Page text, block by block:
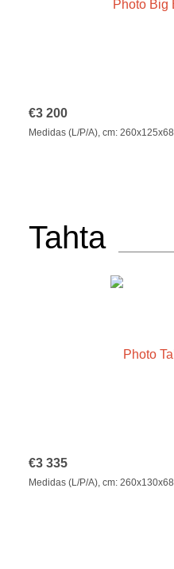
€3 200
Medidas (L/P/A), cm: 260x125x68
Tahta
€3 335
Medidas (L/P/A), cm: 260x130x68